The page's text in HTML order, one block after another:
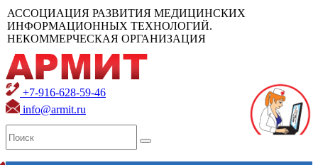
АССОЦИАЦИЯ РАЗВИТИЯ МЕДИЦИНСКИХ
ИНФОРМАЦИОННЫХ ТЕХНОЛОГИЙ.
НЕКОММЕРЧЕСКАЯ ОРГАНИЗАЦИЯ
+7-916-628-59-46
info@armit.ru